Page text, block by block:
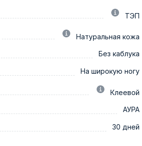
ТЭП
Натуральная кожа
Без каблука
На широкую ногу
Клеевой
АУРА
30 дней